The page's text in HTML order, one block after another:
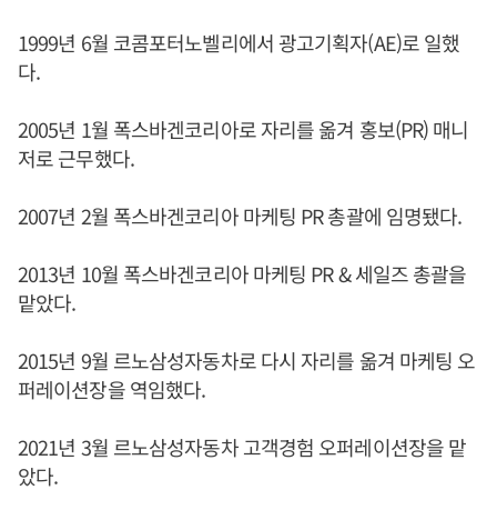
1999년 6월 코콤포터노벨리에서 광고기획자(AE)로 일했
다.
2005년 1월 폭스바겐코리아로 자리를 옮겨 홍보(PR) 매니
저로 근무했다.
2007년 2월 폭스바겐코리아 마케팅 PR 총괄에 임명됐다.
2013년 10월 폭스바겐코리아 마케팅 PR & 세일즈 총괄을
맡았다.
2015년 9월 르노삼성자동차로 다시 자리를 옮겨 마케팅 오
퍼레이션장을 역임했다.
2021년 3월 르노삼성자동차 고객경험 오퍼레이션장을 맡
았다.